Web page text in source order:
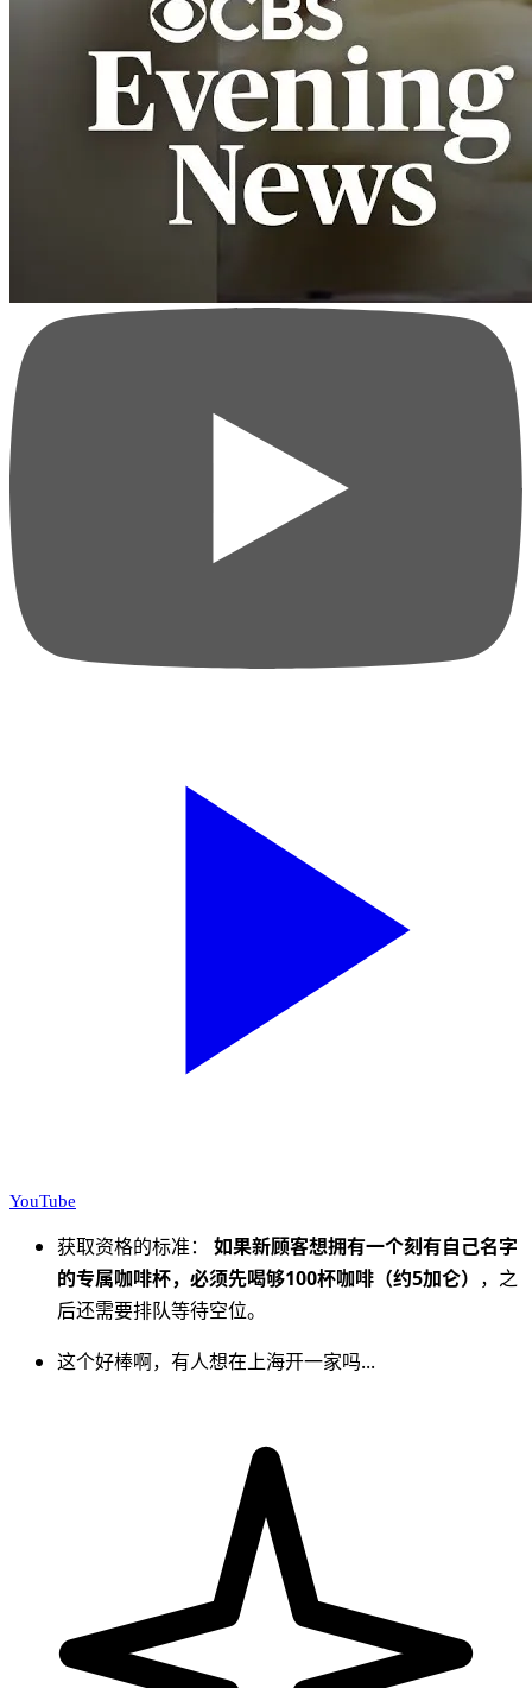
YouTube
获取资格的标准： 如果新顾客想拥有一个刻有自己名字
的专属咖啡杯，必须先喝够100杯咖啡（约5加仑） ，之
后还需要排队等待空位。
这个好棒啊，有人想在上海开一家吗...